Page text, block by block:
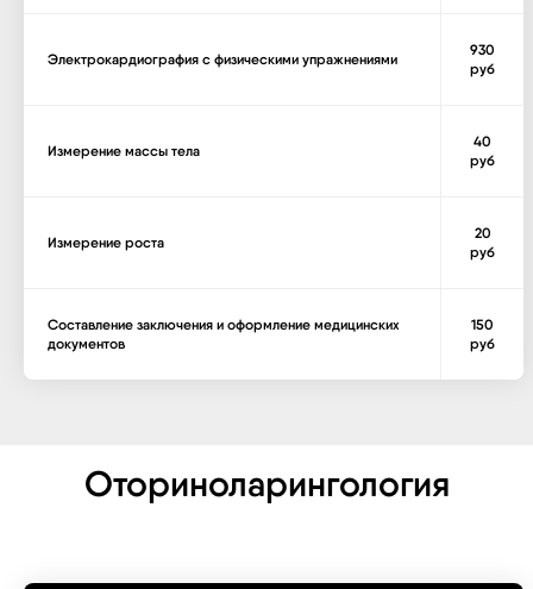
Электрокардиография с физическими упражнениями
930
руб
Измерение массы тела
40
руб
Измерение роста
20
руб
Составление заключения и оформление медицинских
документов
150
руб
Оториноларингология